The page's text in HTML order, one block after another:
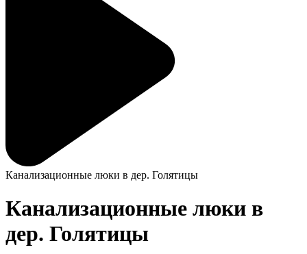
Канализационные люки в дер. Голятицы
Канализационные люки в
дер. Голятицы